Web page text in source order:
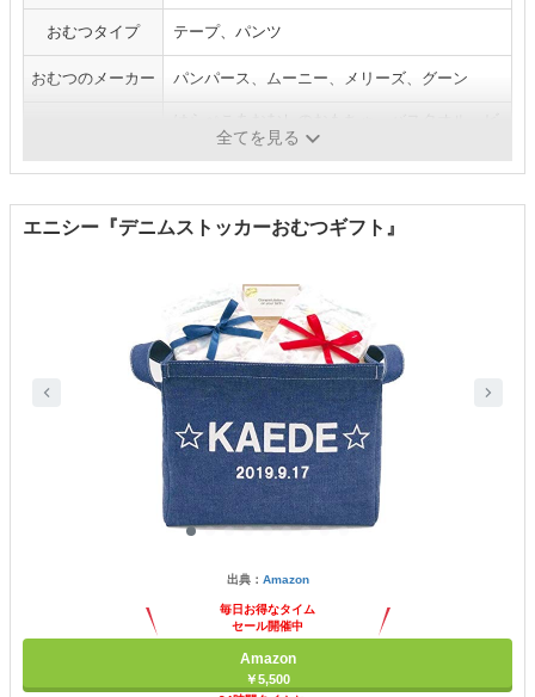
おむつタイプ テープ、パンツ
おむつのメーカー パンパース、ムーニー、メリーズ、グーン
タット全てを見る
エニシー『デニムストッカーおむつギフト』
出典： Amazon
毎日お得なタイム
セール開催中
Amazon
￥5,500